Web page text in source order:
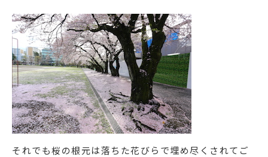
相模女子大学
相模女子大学中学部・高等部
認定こども園相模女子大学幼稚部
それでも桜の根元は落ちた花びらで埋め尽くされてご